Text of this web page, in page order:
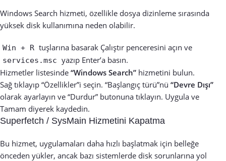
Windows Search hizmeti, özellikle dosya dizinleme sırasında
yüksek disk kullanımına neden olabilir.
Win + R tuşlarına basarak Çalıştır penceresini açın ve
services.msc yazıp Enter’a basın.
Hizmetler listesinde “Windows Search” hizmetini bulun.
Sağ tıklayıp “Özellikler”i seçin. “Başlangıç türü”nü “Devre Dışı”
olarak ayarlayın ve “Durdur” butonuna tıklayın. Uygula ve
Tamam diyerek kaydedin.
Superfetch / SysMain Hizmetini Kapatma
Bu hizmet, uygulamaları daha hızlı başlatmak için belleğe
önceden yükler, ancak bazı sistemlerde disk sorunlarına yol